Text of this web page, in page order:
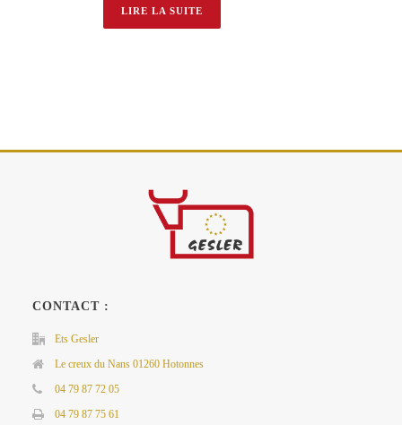
LIRE LA SUITE
CONTACT :
Ets Gesler
Le creux du Nans 01260 Hotonnes
04 79 87 72 05
04 79 87 75 61